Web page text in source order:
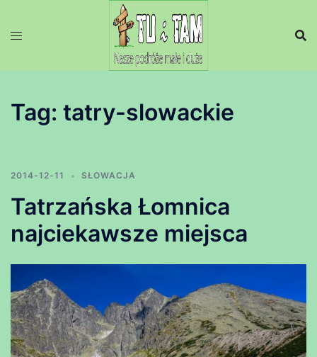
Tag: tatry-slowackie
2014-12-11 SŁOWACJA
Tatrzańska Łomnica
najciekawsze miejsca